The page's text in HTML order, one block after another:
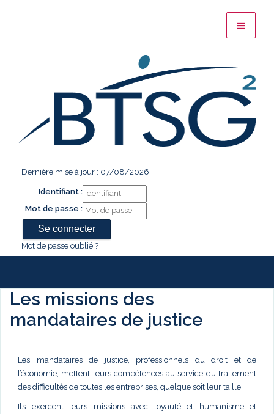
Dernière mise à jour : 07/08/2026
Identifiant :
Mot de passe :
Mot de passe oublié ?
Les missions des
mandataires de justice
Les mandataires de justice, professionnels du droit et de
l’économie, mettent leurs compétences au service du traitement
des difficultés de toutes les entreprises, quelque soit leur taille.
Ils exercent leurs missions avec loyauté et humanisme et